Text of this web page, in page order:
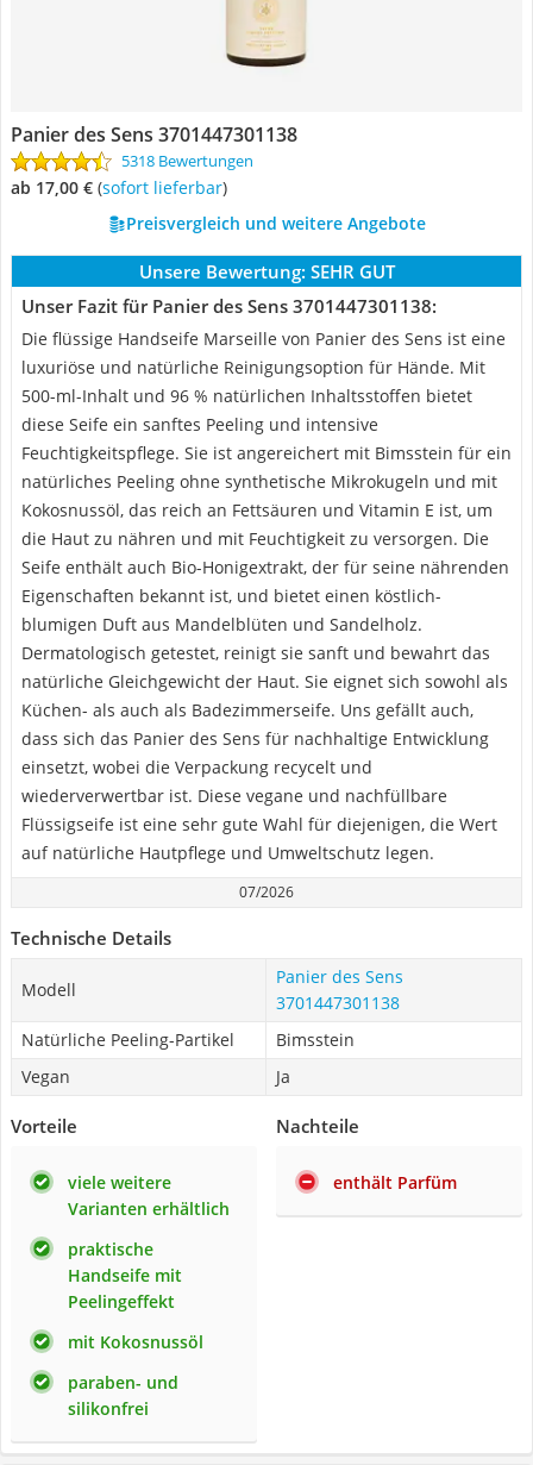
Panier des Sens ‎3701447301138
5318 Bewertungen
ab 17,00 € ( Sofort lieferbar)
Preisvergleich und weitere Angebote
Unsere Bewertung: SEHR GUT
Unser Fazit für Panier des Sens ‎3701447301138:
Die flüssige Handseife Marseille von Panier des Sens ist eine
luxuriöse und natürliche Reinigungsoption für Hände. Mit
500-ml-Inhalt und 96 % natürlichen Inhaltsstoffen bietet
diese Seife ein sanftes Peeling und intensive
Feuchtigkeitspflege. Sie ist angereichert mit Bimsstein für ein
natürliches Peeling ohne synthetische Mikrokugeln und mit
Kokosnussöl, das reich an Fettsäuren und Vitamin E ist, um
die Haut zu nähren und mit Feuchtigkeit zu versorgen. Die
Seife enthält auch Bio-Honigextrakt, der für seine nährenden
Eigenschaften bekannt ist, und bietet einen köstlich-
blumigen Duft aus Mandelblüten und Sandelholz.
Dermatologisch getestet, reinigt sie sanft und bewahrt das
natürliche Gleichgewicht der Haut. Sie eignet sich sowohl als
Küchen- als auch als Badezimmerseife. Uns gefällt auch,
dass sich das Panier des Sens für nachhaltige Entwicklung
einsetzt, wobei die Verpackung recycelt und
wiederverwertbar ist. Diese vegane und nachfüllbare
Flüssigseife ist eine sehr gute Wahl für diejenigen, die Wert
auf natürliche Hautpflege und Umweltschutz legen.
07/2026
Technische Details
Modell
Panier des Sens
‎3701447301138
Natürliche Peeling-Partikel
Bimsstein
Vegan
Ja
Vorteile
viele weitere
Varianten erhältlich
praktische
Handseife mit
Peelingeffekt
mit Kokosnussöl
paraben- und
silikonfrei
Nachteile
enthält Parfüm